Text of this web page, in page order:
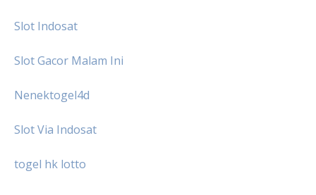
Slot Indosat
Slot Gacor Malam Ini
Nenektogel4d
Slot Via Indosat
togel hk lotto